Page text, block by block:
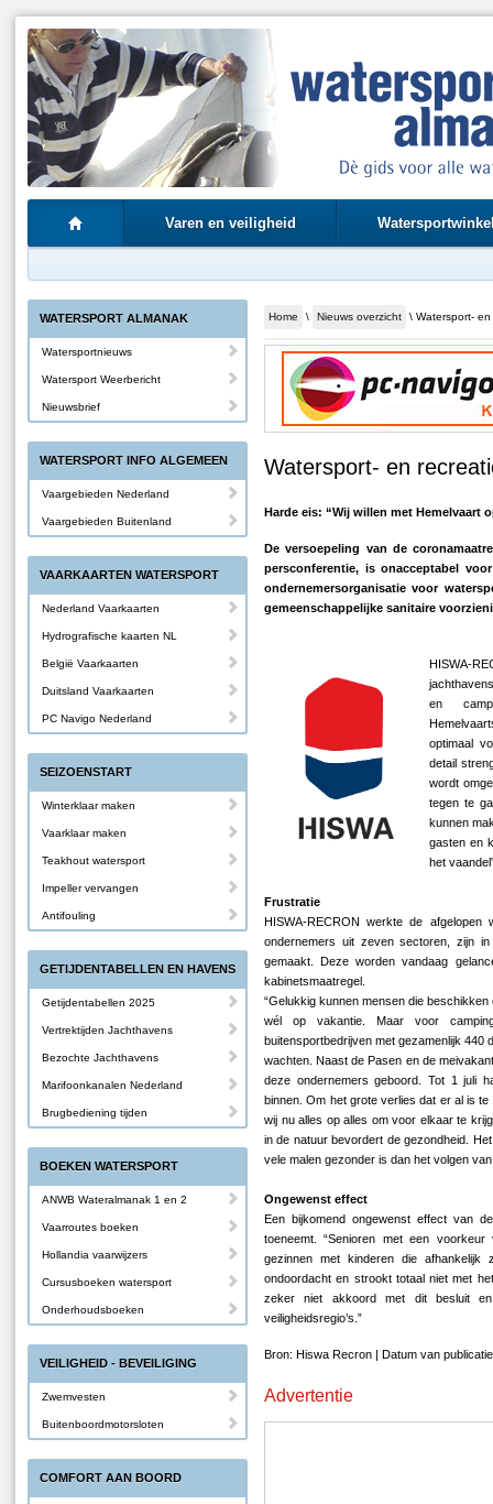
Varen en veiligheid
Home \ Nieuws overzicht \ Watersport-
Watersport- en
Harde eis: “Wij willen met Hemelvaart
De versoepeling van de
persconferentie, is onacceptabel
ondernemersorganisatie voor
gemeenschappelijke sanitaire
HISWA-
en
optimaal
detail
wordt
tegen te
kunnen
gasten en
het
Frustratie
HISWA-RECRON werkte de afgelopen
ondernemers uit zeven sectoren, zijn in
gemaakt. Deze worden vandaag
kabinetsmaatregel.
“Gelukkig kunnen mensen die
wél op vakantie. Maar voor
buitensportbedrijven met gezamenlijk 440
wachten. Naast de Pasen en de
deze ondernemers geboord. Tot 1 juli
binnen. Om het grote verlies dat er al is
wij nu alles op alles om voor elkaar te
in de natuur bevordert de gezondheid.
vele malen gezonder is dan het volgen
Ongewenst effect
Een bijkomend ongewenst effect van
toeneemt. “Senioren met een
gezinnen met kinderen die
ondoordacht en strookt totaal niet met
zeker niet akkoord met dit besluit
veiligheidsregio’s.”
Bron: Hiswa Recron | Datum van
Advertentie
WATERSPORT ALMANAK
Watersportnieuws
Watersport Weerbericht
Nieuwsbrief
WATERSPORT INFO ALGEMEEN
Vaargebieden Nederland
Vaargebieden Buitenland
VAARKAARTEN WATERSPORT
Nederland Vaarkaarten
Hydrografische kaarten NL
België Vaarkaarten
Duitsland Vaarkaarten
PC Navigo Nederland
SEIZOENSTART
Winterklaar maken
Vaarklaar maken
Teakhout watersport
Impeller vervangen
Antifouling
GETIJDENTABELLEN EN HAVENS
Getijdentabellen 2025
Vertrektijden Jachthavens
Bezochte Jachthavens
Marifoonkanalen Nederland
Brugbediening tijden
BOEKEN WATERSPORT
ANWB Wateralmanak 1 en 2
Vaarroutes boeken
Hollandia vaarwijzers
Cursusboeken watersport
Onderhoudsboeken
VEILIGHEID - BEVEILIGING
Zwemvesten
Buitenboordmotorsloten
COMFORT AAN BOORD